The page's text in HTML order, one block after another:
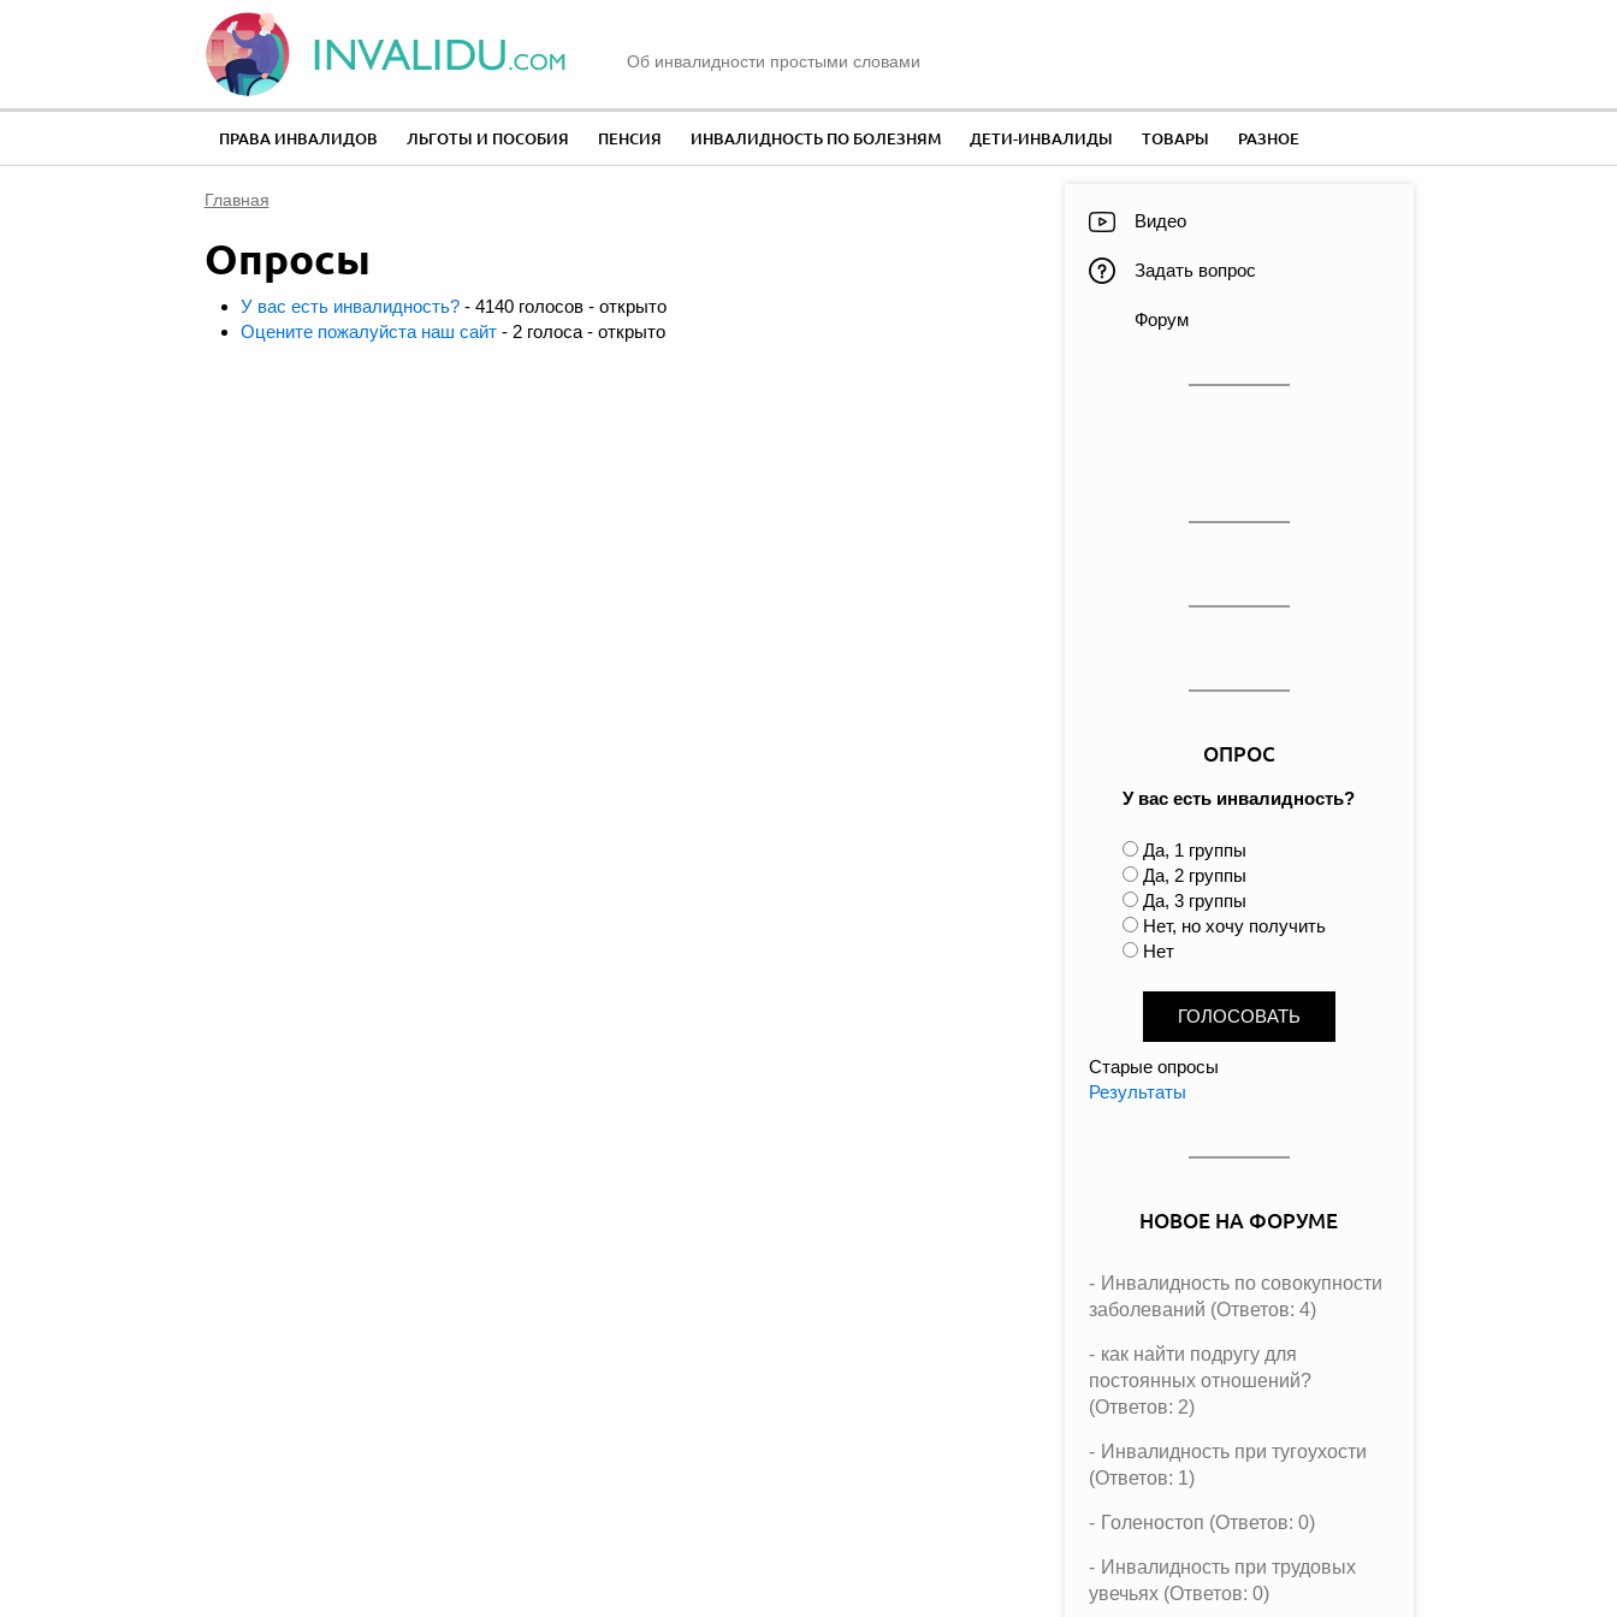
Об инвалидности простыми словами
ПРАВА ИНВАЛИДОВ ЛЬГОТЫ И ПОСОБИЯ ПЕНСИЯ ИНВАЛИДНОСТЬ ПО БОЛЕЗНЯМ ДЕТИ-ИНВАЛИДЫ ТОВАРЫ РАЗНОЕ
Главная
Опросы
У вас есть инвалидность?- 4140 голосов - открыто
Оцените пожалуйста наш сайт- 2 голоса - открыто
Видео
Задать вопрос
Форум
ОПРОС
У вас есть инвалидность?
В
а
р
и
а
Да, 1 группы
Да, 2 группы
Да, 3 группы
Нет, но хочу получить
Нет
Старые опросы
Результаты
НОВОЕ НА ФОРУМЕ
Инвалидность по совокупности
заболеваний (Ответов: 4)
как найти подругу для
постоянных отношений?
(Ответов: 2)
Инвалидность при тугоухости
(Ответов: 1)
Голеностоп (Ответов: 0)
Инвалидность при трудовых
увечьях (Ответов: 0)